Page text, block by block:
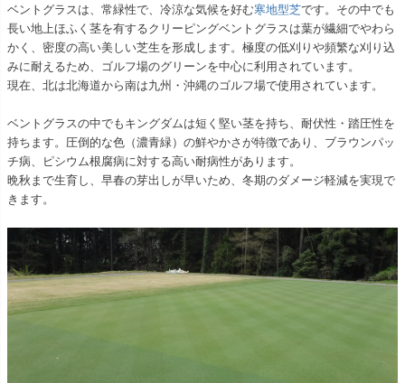
ベントグラスは、常緑性で、冷涼な気候を好む寒地型芝です。その中でも
長い地上ほふく茎を有するクリーピングベントグラスは葉が繊細でやわら
かく、密度の高い美しい芝生を形成します。極度の低刈りや頻繁な刈り込
みに耐えるため、ゴルフ場のグリーンを中心に利用されています。
現在、北は北海道から南は九州・沖縄のゴルフ場で使用されています。
ベントグラスの中でもキングダムは短く堅い茎を持ち、耐伏性・踏圧性を
持ちます。圧倒的な色（濃青緑）の鮮やかさが特徴であり、ブラウンパッ
チ病、ピシウム根腐病に対する高い耐病性があります。
晩秋まで生育し、早春の芽出しが早いため、冬期のダメージ軽減を実現で
きます。